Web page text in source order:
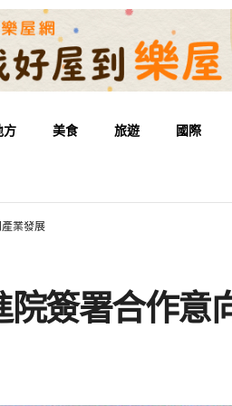
方 美食 旅遊 國際
業發展
院簽署合作